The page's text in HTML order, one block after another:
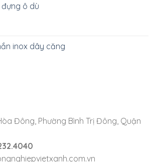
ô dù
inox dây căng
Đông, Phường Bình Trị Đông, Quận